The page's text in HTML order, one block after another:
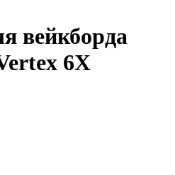
вейкборда
6X